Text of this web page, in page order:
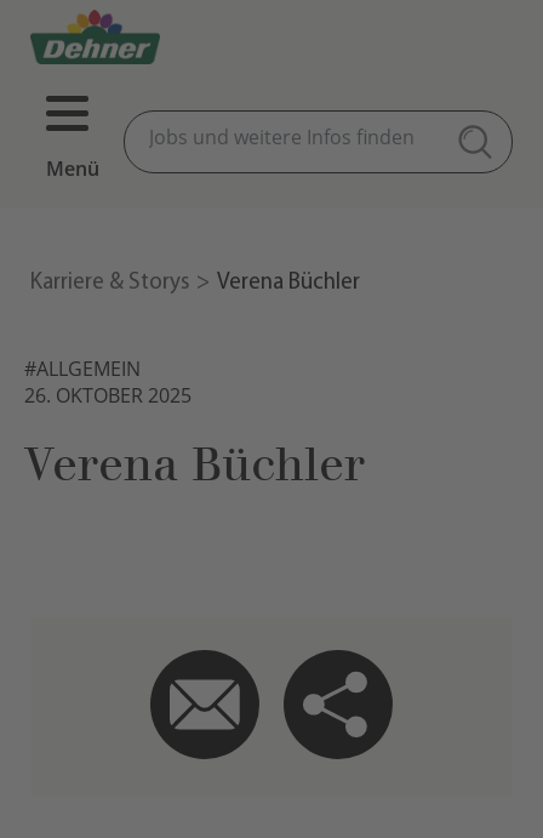
Menü
Karriere & Storys Verena Büchler
#ALLGEMEIN
26. OKTOBER 2025
Verena Büchler